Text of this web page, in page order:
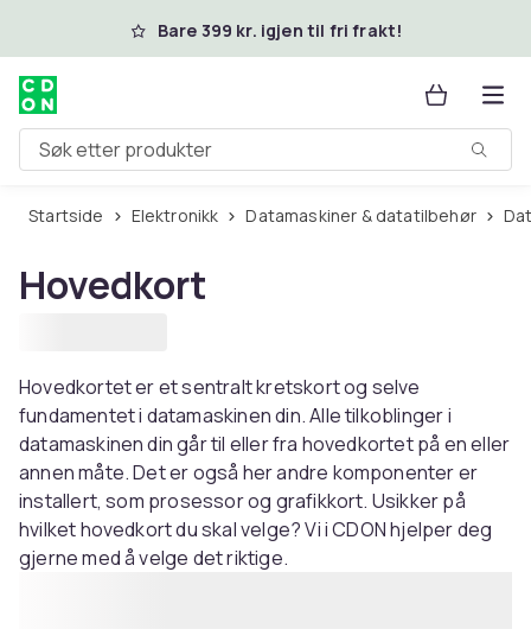
Hopp til hovedinnholdBare 399 kr. igjen til fri frakt!
Søk etter produkter
Startside Elektronikk Datamaskiner & datatilbehør
Hovedkort
Hovedkortet er et sentralt kretskort og selve
fundamentet i datamaskinen din. Alle tilkoblinger i
datamaskinen din går til eller fra hovedkortet på en eller
annen måte. Det er også her andre komponenter er
installert, som prosessor og grafikkort. Usikker på
hvilket hovedkort du skal velge? Vi i CDON hjelper deg
gjerne med å velge det riktige.